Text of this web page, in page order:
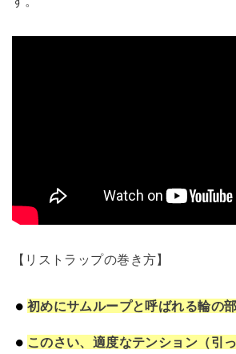
【リストラップの巻き方】
初めにサムループと呼ばれる輪の
このさい、適度なテンション（引